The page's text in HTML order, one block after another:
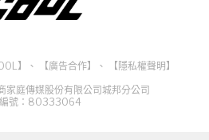
】 、 【廣告合作】 、
【隱私權聲明】
家庭傳媒股份有限公司城邦分公司
號：80333064